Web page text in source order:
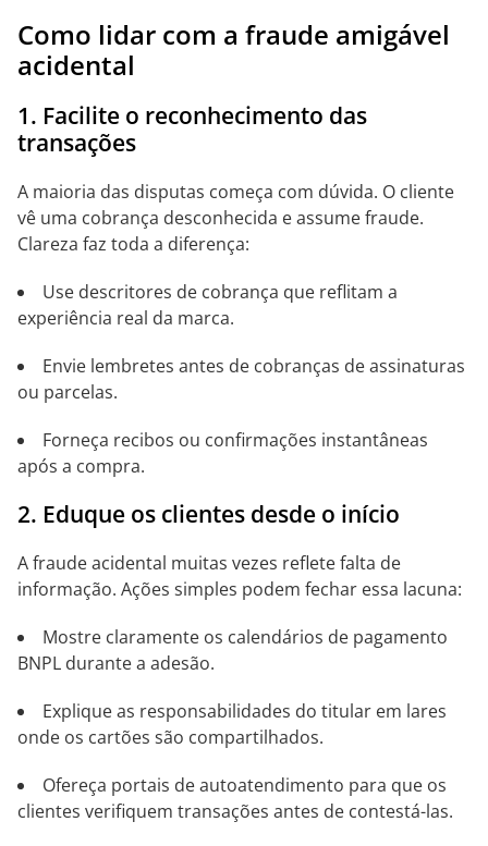
Como lidar com a fraude amigável
acidental
1. Facilite o reconhecimento das
transações
A maioria das disputas começa com dúvida. O cliente
vê uma cobrança desconhecida e assume fraude.
Clareza faz toda a diferença:
Use descritores de cobrança que reflitam a
experiência real da marca.
Envie lembretes antes de cobranças de assinaturas
ou parcelas.
Forneça recibos ou confirmações instantâneas
após a compra.
2. Eduque os clientes desde o início
A fraude acidental muitas vezes reflete falta de
informação. Ações simples podem fechar essa lacuna:
Mostre claramente os calendários de pagamento
BNPL durante a adesão.
Explique as responsabilidades do titular em lares
onde os cartões são compartilhados.
Ofereça portais de autoatendimento para que os
clientes verifiquem transações antes de contestá-las.